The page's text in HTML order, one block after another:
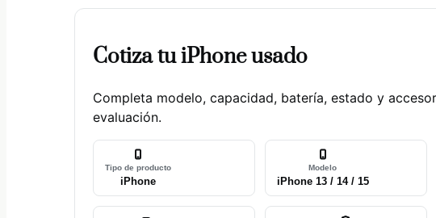
Cotiza tu iPhone usado
Completa modelo, capacidad, batería, estado y
evaluación.
Tipo de producto
iPhone
Modelo
iPhone 13 / 14 / 15